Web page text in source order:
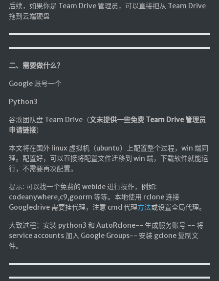
后续，如果你是 Team Drive 管理员，可以直接把从 Team Drive
拖到云端硬盘
二、需要做什么？
Google 账号一个
Python3
谷歌团队盘 Team Drive（文末提供一些免费 Team Drive 管理员
申请链接）
本文将在国外 linux 虚拟机（ubuntu）上配置整个过程，win 端同
理。配置好，可以直接将配置文件迁移到 win 端，下载软件就能运
行，不需要再次配置。
提示: 可以找一个免费的 webide 进行操作，例如:
codeanywhere,c9,goorm 等等。本地使用 rclone 连接
Googledrive 需要挂代理，注意 cmd 代理方法或设置全局代理。
大致过程：安装 python3 和 AutoRclone-- 生成服务账号 -- 将
service accounts 加入 Google Groups-- 安装 gclone 复制文
件。
在线影视 备用2
在线影视新增
导航站
在线影视(失效)
电影下载
视频解析
盒子软件
软件接口
器
音乐下载2